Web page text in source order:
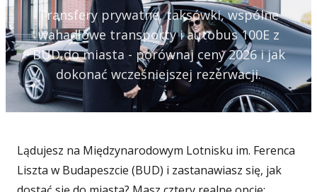
Transfery prywatne, taksówki, wspólne
wahadłowe transporty i autobus 100E z
BUD do miasta - porównaj ceny 2026 i jak
dokonać wcześniejszej rezerwacji.
Lądujesz na Międzynarodowym Lotnisku im. Ferenca
Liszta w Budapeszcie (BUD) i zastanawiasz się, jak